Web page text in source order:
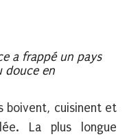
a frappé un pays
douce en
boivent, cuisinent et
La plus longue